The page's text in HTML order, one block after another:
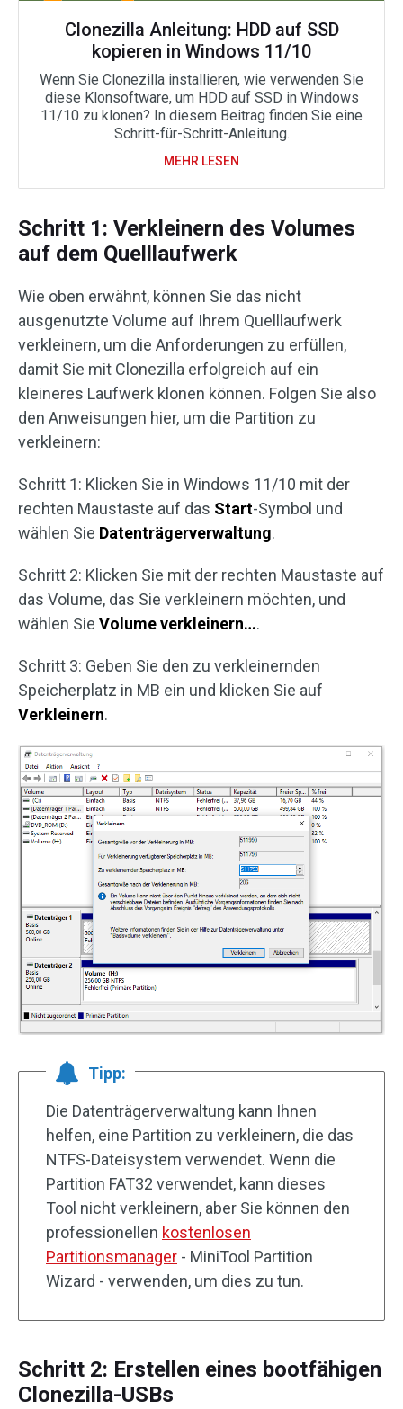
Clonezilla Anleitung: HDD auf SSD
kopieren in Windows 11/10
Wenn Sie Clonezilla installieren, wie verwenden Sie
diese Klonsoftware, um HDD auf SSD in Windows
11/10 zu klonen? In diesem Beitrag finden Sie eine
Schritt-für-Schritt-Anleitung.
MEHR LESEN
Schritt 1: Verkleinern des Volumes
auf dem Quelllaufwerk
Wie oben erwähnt, können Sie das nicht
ausgenutzte Volume auf Ihrem Quelllaufwerk
verkleinern, um die Anforderungen zu erfüllen,
damit Sie mit Clonezilla erfolgreich auf ein
kleineres Laufwerk klonen können. Folgen Sie also
den Anweisungen hier, um die Partition zu
verkleinern:
Schritt 1: Klicken Sie in Windows 11/10 mit der
rechten Maustaste auf das Start-Symbol und
wählen Sie Datenträgerverwaltung.
Schritt 2: Klicken Sie mit der rechten Maustaste auf
das Volume, das Sie verkleinern möchten, und
wählen Sie Volumeverkleinern….
Schritt 3: Geben Sie den zu verkleinernden
Speicherplatz in MB ein und klicken Sie auf
Verkleinern.
Tipp:
Die Datenträgerverwaltung kann Ihnen
helfen, eine Partition zu verkleinern, die das
NTFS-Dateisystem verwendet. Wenn die
Partition FAT32 verwendet, kann dieses
Tool nicht verkleinern, aber Sie können den
professionellen kostenlosen
Partitionsmanager - MiniTool Partition
Wizard - verwenden, um dies zu tun.
Schritt 2: Erstellen eines bootfähigen
Clonezilla-USBs